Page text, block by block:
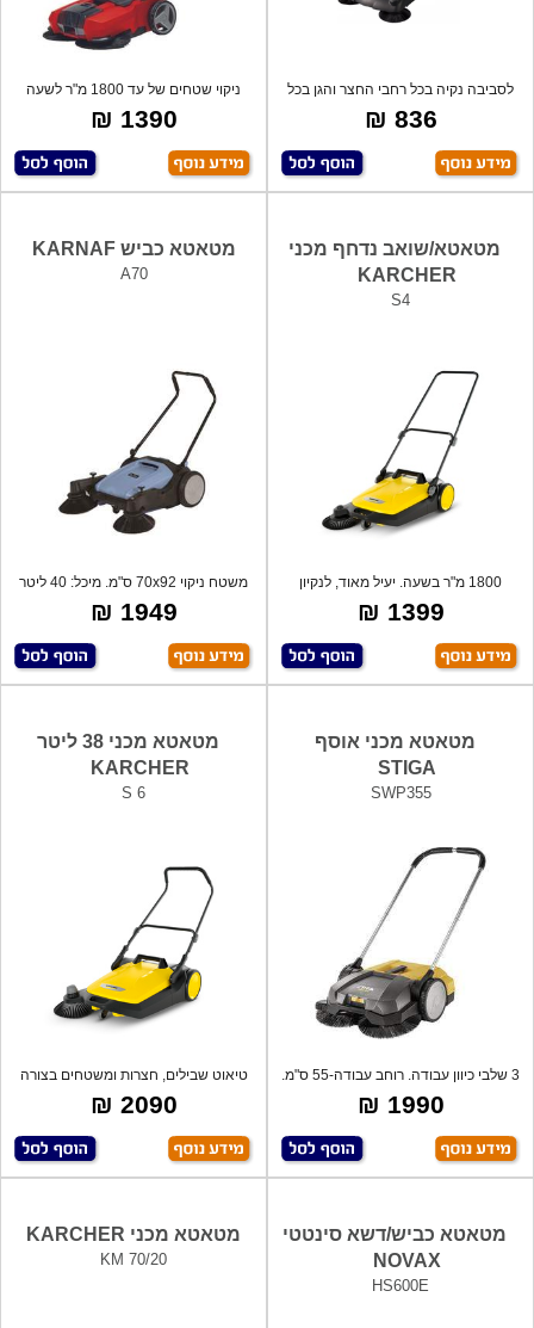
לסביבה נקיה בכל רחבי החצר והגן בכל
תקופה
836 ₪
ניקוי שטחים של עד 1800 מ"ר לשעה
הודות לר
1390 ₪
מטאטא/שואב נדחף מכני
KARCHER
S4
1800 מ"ר בשעה. יעיל מאוד, לנקיון
מושלם ו
1399 ₪
מטאטא כביש KARNAF
A70
משטח ניקוי 70x92 ס"מ. מיכל: 40 ליטר
1949 ₪
מטאטא מכני אוסף
STIGA
SWP355
3 שלבי כיוון עבודה. רוחב עבודה-55 ס"מ.
ס
1990 ₪
מטאטא מכני 38 ליטר
KARCHER
S 6
טיאוט שבילים, חצרות ומשטחים בצורה
קלה ומ
2090 ₪
מטאטא כביש/דשא סינטטי
NOVAX
HS600E
מטאטא מכני KARCHER
KM 70/20